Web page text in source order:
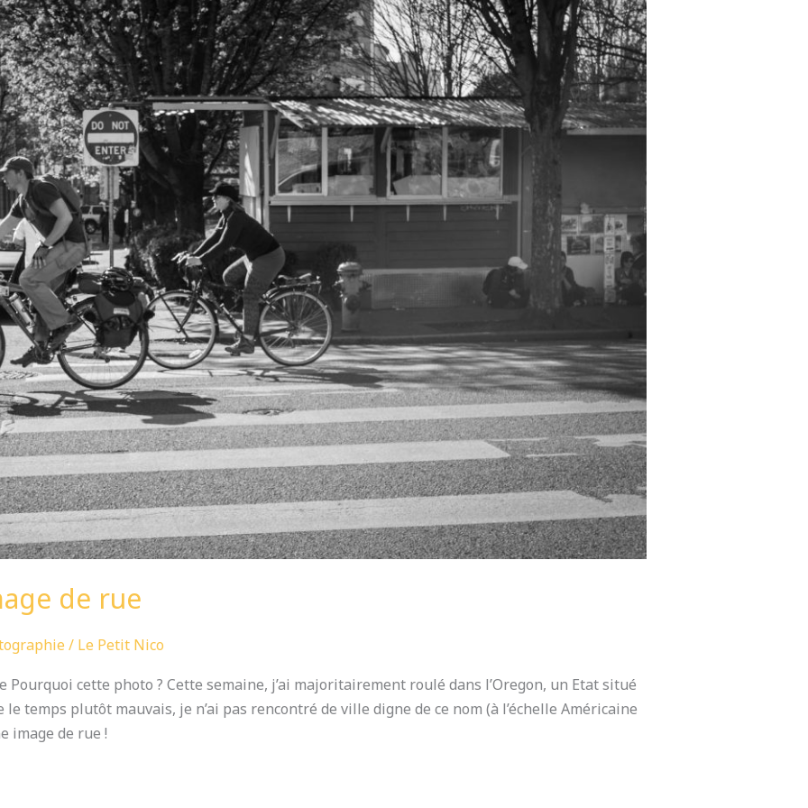
de rue
/ Le Petit Nico
Pourquoi cette photo ? Cette semaine, j’ai majoritairement roulé dans l’Oregon, un Etat situé
temps plutôt mauvais, je n’ai pas rencontré de ville digne de ce nom (à l’échelle Américaine
image de rue !